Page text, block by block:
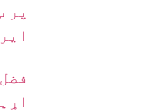
پر